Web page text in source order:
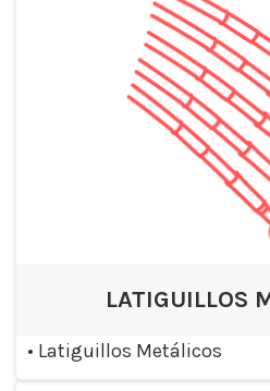
LATIGUILLOS
• Latiguillos Metálicos